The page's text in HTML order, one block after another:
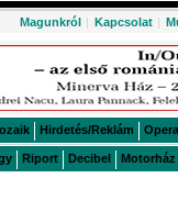
Magunkról | Kapcsolat |
Hirdetés/Reklám Opera
Riport Decibel Motorház